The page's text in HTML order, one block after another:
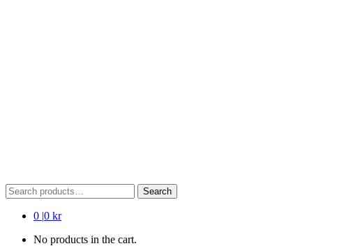
Search
for:
Search
0 |0 kr
No products in the cart.